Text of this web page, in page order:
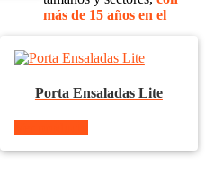
Porta Ensaladas Lite
más de 15 años en el